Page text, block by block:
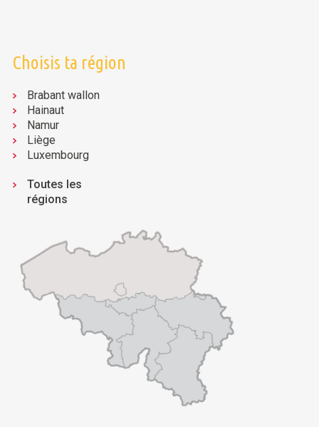
Choisis ta région
Brabant wallon
Hainaut
Namur
Liège
Luxembourg
Toutes les
régions